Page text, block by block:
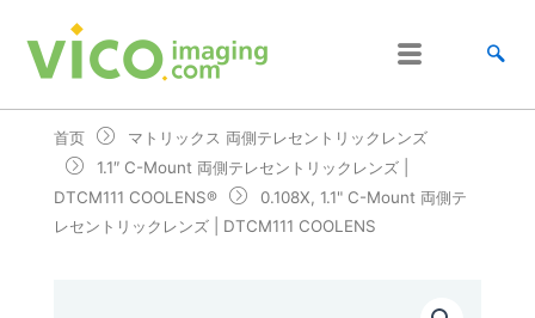
首页
マトリックス 両側テレセントリックレンズ
1.1″ C-Mount 両側テレセントリックレンズ |
DTCM111 COOLENS®
0.108X, 1.1" C-Mount 両側テ
レセントリックレンズ | DTCM111 COOLENS